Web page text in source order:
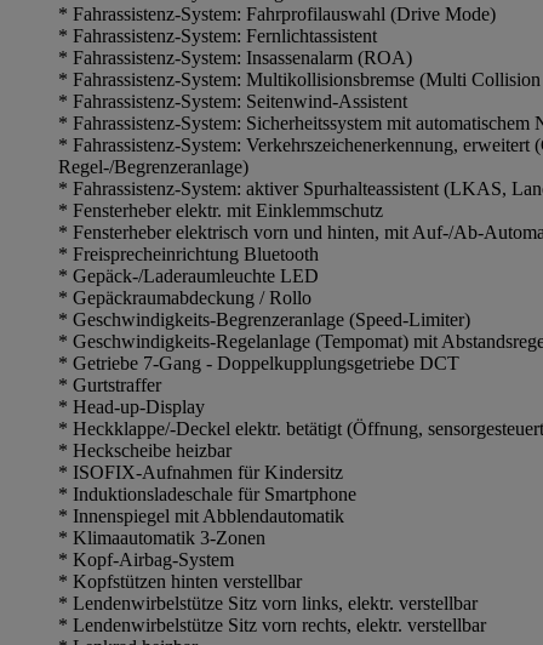
* Fahrassistenz-System: Fahrprofilauswahl (Drive Mode)
* Fahrassistenz-System: Fernlichtassistent
* Fahrassistenz-System: Insassenalarm (ROA)
* Fahrassistenz-System: Multikollisionsbremse (Multi
* Fahrassistenz-System: Seitenwind-Assistent
* Fahrassistenz-System: Sicherheitssystem mit
* Fahrassistenz-System: Verkehrszeichenerkennung, erweitert
Regel-/Begrenzeranlage)
* Fahrassistenz-System: aktiver Spurhalteassistent (LKAS,
* Fensterheber elektr. mit Einklemmschutz
* Fensterheber elektrisch vorn und hinten, mit Auf-/Ab-
* Freisprecheinrichtung Bluetooth
* Gepäck-/Laderaumleuchte LED
* Gepäckraumabdeckung / Rollo
* Geschwindigkeits-Begrenzeranlage (Speed-Limiter)
* Geschwindigkeits-Regelanlage (Tempomat) mit
* Getriebe 7-Gang - Doppelkupplungsgetriebe DCT
* Gurtstraffer
* Head-up-Display
* Heckklappe/-Deckel elektr. betätigt (Öffnung,
* Heckscheibe heizbar
* ISOFIX-Aufnahmen für Kindersitz
* Induktionsladeschale für Smartphone
* Innenspiegel mit Abblendautomatik
* Klimaautomatik 3-Zonen
* Kopf-Airbag-System
* Kopfstützen hinten verstellbar
* Lendenwirbelstütze Sitz vorn links, elektr. verstellbar
* Lendenwirbelstütze Sitz vorn rechts, elektr. verstellbar